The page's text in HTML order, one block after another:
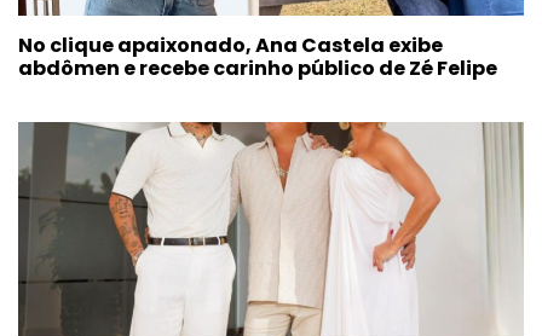
No clique apaixonado, Ana Castela exibe
abdômen e recebe carinho público de Zé Felipe